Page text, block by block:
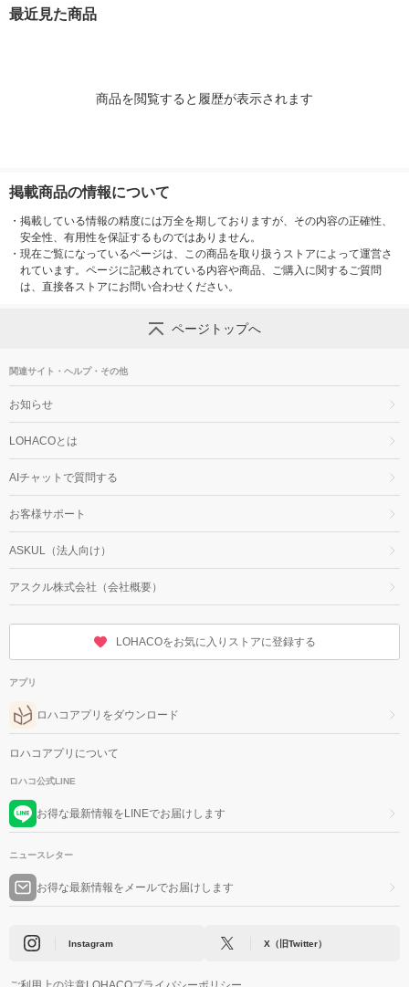
最近見た商品
商品を閲覧すると履歴が表示されます
掲載商品の情報について
・ 掲載している情報の精度には万全を期しておりますが、その内容の正確性、
安全性、有用性を保証するものではありません。
・ 現在ご覧になっているページは、この商品を取り扱うストアによって運営さ
れています。ページに記載されている内容や商品、ご購入に関するご質問
は、直接各ストアにお問い合わせください。
ページトップへ
関連サイト・ヘルプ・その他
お知らせ
LOHACOとは
AIチャットで質問する
お客様サポート
ASKUL（法人向け）
アスクル株式会社（会社概要）
LOHACOをお気に入りストアに登録する
アプリ
ロハコアプリをダウンロード
ロハコアプリについて
ロハコ公式LINE
お得な最新情報をLINEでお届けします
ニュースレター
お得な最新情報をメールでお届けします
Instagram X（旧Twitter）